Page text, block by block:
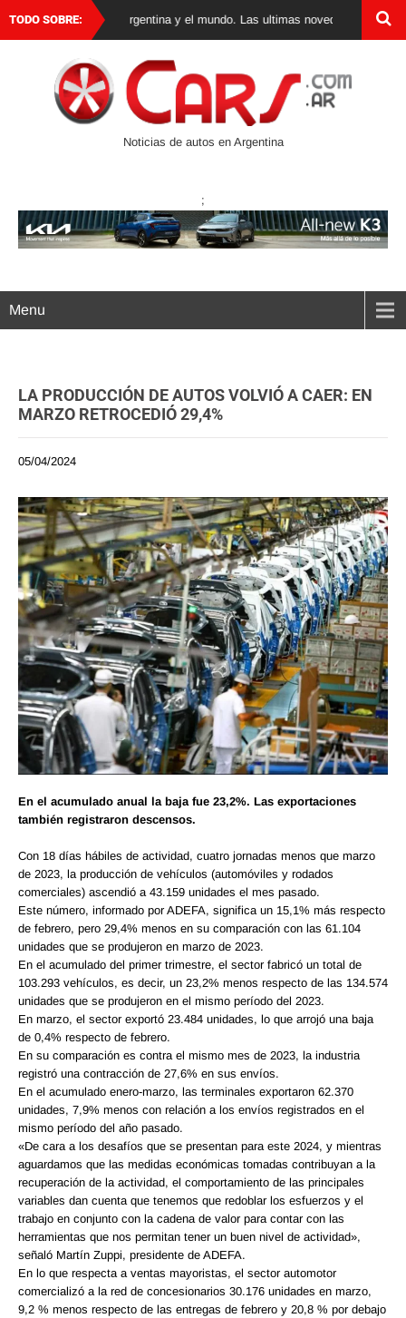
TODO SOBRE:
autos 0 km en Argentina y el mundo. Las ultimas novedades,
Noticias de autos en Argentina
;
Menu
LA PRODUCCIÓN DE AUTOS VOLVIÓ A CAER: EN
MARZO RETROCEDIÓ 29,4%
05/04/2024
En el acumulado anual la baja fue 23,2%. Las exportaciones
también registraron descensos.
Con 18 días hábiles de actividad, cuatro jornadas menos que marzo
de 2023, la producción de vehículos (automóviles y rodados
comerciales) ascendió a 43.159 unidades el mes pasado.
Este número, informado por ADEFA, significa un 15,1% más respecto
de febrero, pero 29,4% menos en su comparación con las 61.104
unidades que se produjeron en marzo de 2023.
En el acumulado del primer trimestre, el sector fabricó un total de
103.293 vehículos, es decir, un 23,2% menos respecto de las 134.574
unidades que se produjeron en el mismo período del 2023.
En marzo, el sector exportó 23.484 unidades, lo que arrojó una baja
de 0,4% respecto de febrero.
En su comparación es contra el mismo mes de 2023, la industria
registró una contracción de 27,6% en sus envíos.
En el acumulado enero-marzo, las terminales exportaron 62.370
unidades, 7,9% menos con relación a los envíos registrados en el
mismo período del año pasado.
«De cara a los desafíos que se presentan para este 2024, y mientras
aguardamos que las medidas económicas tomadas contribuyan a la
recuperación de la actividad, el comportamiento de las principales
variables dan cuenta que tenemos que redoblar los esfuerzos y el
trabajo en conjunto con la cadena de valor para contar con las
herramientas que nos permitan tener un buen nivel de actividad»,
señaló Martín Zuppi, presidente de ADEFA.
En lo que respecta a ventas mayoristas, el sector automotor
comercializó a la red de concesionarios 30.176 unidades en marzo,
9,2 % menos respecto de las entregas de febrero y 20,8 % por debajo